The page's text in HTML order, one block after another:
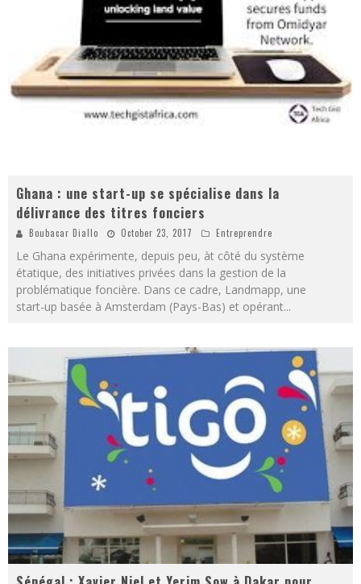
Ghana : une start-up se spécialise dans la
délivrance des titres fonciers
Boubacar Diallo October 23, 2017 Entreprendre
Le Ghana expérimente, depuis peu, àt côté du système
étatique, des initiatives privées dans la gestion de la
problématique foncière. Dans ce cadre, Landmapp, une
start-up basée à Amsterdam (Pays-Bas) et opérant...